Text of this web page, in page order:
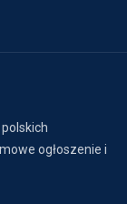
ogłoszenie i